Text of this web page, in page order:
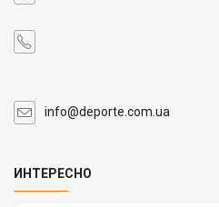
info@deporte.com.ua
ИНТЕРЕСНО